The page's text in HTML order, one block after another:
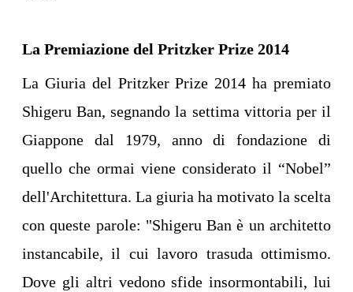
La Premiazione del Pritzker Prize 2014
La Giuria del Pritzker Prize 2014 ha premiato
Shigeru Ban, segnando la settima vittoria per il
Giappone dal 1979, anno di fondazione di
quello che ormai viene considerato il “Nobel”
dell'Architettura. La giuria ha motivato la scelta
con queste parole: "Shigeru Ban è un architetto
instancabile, il cui lavoro trasuda ottimismo.
Dove gli altri vedono sfide insormontabili, lui